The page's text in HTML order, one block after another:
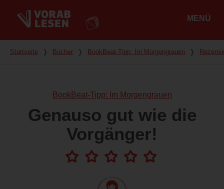
MENÜ
Du bist hier
Startseite ❭ Bücher ❭ BookBeat-Tipp: Im Morgengrauen ❭
BookBeat-Tipp: Im Morgengrauen
Genauso gut wie die
Vorgänger!